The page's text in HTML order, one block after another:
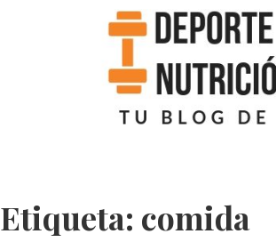
Etiqueta: comida